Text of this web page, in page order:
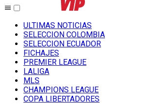
ULTIMAS NOTICIAS
SELECCION COLOMBIA
SELECCION ECUADOR
FICHAJES
PREMIER LEAGUE
LALIGA
MLS
CHAMPIONS LEAGUE
COPA LIBERTADORES